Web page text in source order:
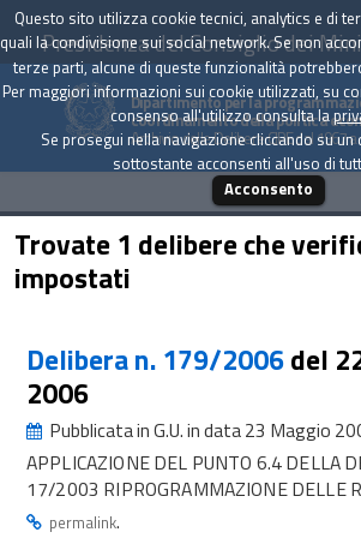
Presidenza del Consiglio dei
Dipartimento per la
coordinamento della politica
Archivio delle Delibere CIPE dal 1967
Trovate 1 delibere che
impostati
Delibera n. 179/2006del
2006
Pubblicata in G.U. in data 23 Maggio
APPLICAZIONE DEL PUNTO 6.4 DELLA
17/2003 RIPROGRAMMAZIONE DELLE
permalink.
Questo sito utilizza cookie tecnici, analytics e di
quali la condivisione sui social network. Se non
terze parti, alcune di queste funzionalità
Per maggiori informazioni sui cookie utilizzati, su
consenso all'utilizzo consulta la
Se prosegui nella navigazione cliccando su un
sottostante acconsenti all'uso di
Acconsento